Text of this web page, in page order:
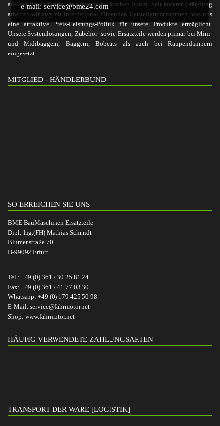
e-mail: service@bme24.com
aus der Bauindustrie im gesamteuropäischen Raum. Seit unserer Gründung
arbeiten wir eng mit international führenden Herstellern zusammen, was uns
eine attraktive Preis-Leistungs-Politik für unsere Produkte ermöglicht.
Unsere Systemlösungen, Zubehör- sowie Ersatzteile werden primär bei Mini-
und Midibaggern, Baggern, Bobcats als auch bei Raupendumpern
eingesetzt.
MITGLIED - HÄNDLERBUND
SO ERREICHEN SIE UNS
BME BauMaschinen Ersatzteile
Dipl.-Ing.(FH) Mathias Schmidt
Blumenstraße 70
D-99092 Erfurt
Tel.: +49 (0) 361 / 30 25 81 24
Fax: +49 (0) 361 / 41 77 03 30
Whatsapp: +49 (0) 179 425 50 98
E-Mail: service@fahrmotor.net
Shop: www.fahrmotor.net
HÄUFIG VERWENDETE ZAHLUNGSARTEN
TRANSPORT DER WARE [LOGISTIK]